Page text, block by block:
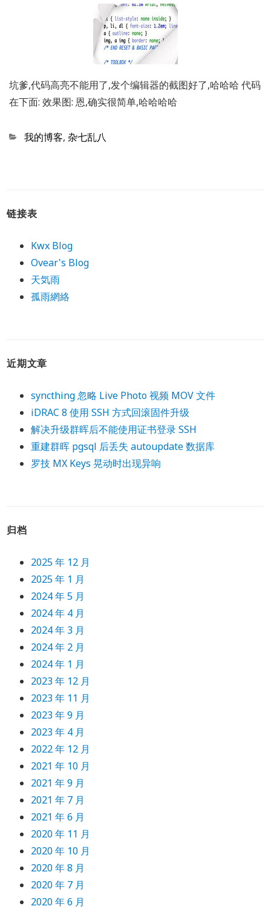
坑爹,代码高亮不能用了,发个编辑器的截图好了,哈哈哈 代码
在下面: 效果图: 恩,确实很简单,哈哈哈哈
Categories
我的博客, 杂七乱八
链接表
Kwx Blog
Ovear's Blog
天気雨
孤雨網絡
近期文章
syncthing 忽略 Live Photo 视频 MOV 文件
iDRAC 8 使用 SSH 方式回滚固件升级
解决升级群晖后不能使用证书登录 SSH
重建群晖 pgsql 后丢失 autoupdate 数据库
罗技 MX Keys 晃动时出现异响
归档
2025 年 12 月
2025 年 1 月
2024 年 5 月
2024 年 4 月
2024 年 3 月
2024 年 2 月
2024 年 1 月
2023 年 12 月
2023 年 11 月
2023 年 9 月
2023 年 4 月
2022 年 12 月
2021 年 10 月
2021 年 9 月
2021 年 7 月
2021 年 6 月
2020 年 11 月
2020 年 10 月
2020 年 8 月
2020 年 7 月
2020 年 6 月